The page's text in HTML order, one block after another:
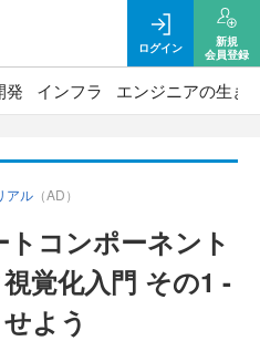
ログイン
新規
会員登録
発 インフラ エンジニアの生き
アル （AD）
コンポーネント
覚化入門 その1 -
よう